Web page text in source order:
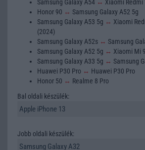
Samsung Galaxy A54 ↔ Xiaomi Redmi
Honor 90 ↔ Samsung Galaxy A52 5g
Samsung Galaxy A53 5g ↔ Xiaomi
(2024)
Samsung Galaxy A52s ↔ Samsung
Samsung Galaxy A52 5g ↔ Xiaomi Mi
Samsung Galaxy A33 5g ↔ Samsung
Huawei P30 Pro ↔ Huawei P30 Pro
Honor 50 ↔ Realme 8 Pro
Bal oldali készülék:
Jobb oldali készülék: